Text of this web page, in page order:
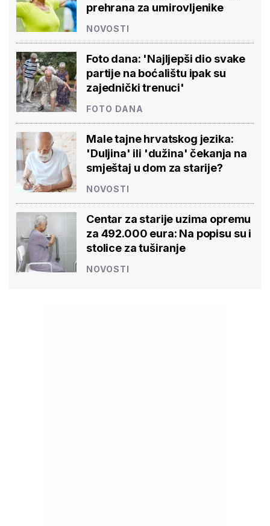
prehrana za umirovljenike
NOVOSTI
Foto dana: 'Najljepši dio svake
partije na boćalištu ipak su
zajednički trenuci'
FOTO DANA
Male tajne hrvatskog jezika:
'Duljina' ili 'dužina' čekanja na
smještaj u dom za starije?
NOVOSTI
Centar za starije uzima opremu
za 492.000 eura: Na popisu su i
stolice za tuširanje
NOVOSTI